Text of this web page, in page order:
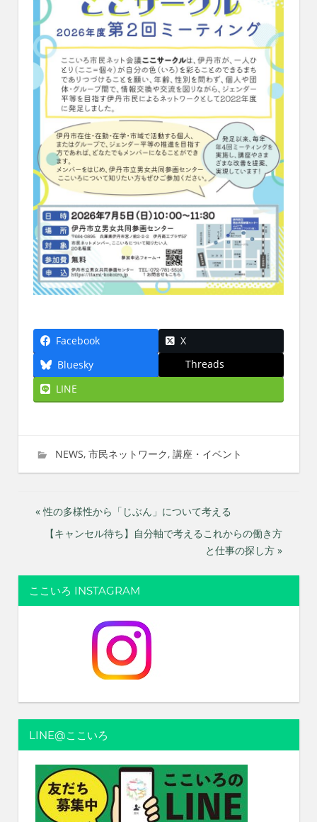
Facebook
X
Bluesky
Threads
LINE
2026年4月22日
imati
NEWS, 市民ネットワーク, 講座・イベント
投
稿
ナ
ビ
ョ
ン
« 性の多様性から「じぶん」について考える
【キャンセル待ち】自分軸で考えるこれからの働き方
と仕事の探し方 »
ここいろ INSTAGRAM
LINE@ここいろ